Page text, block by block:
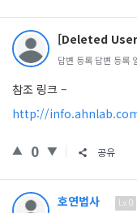
[Deleted
답변 등록 답변 등록
참조 링크 –
http://
0 공유
호연법사 Lv.0